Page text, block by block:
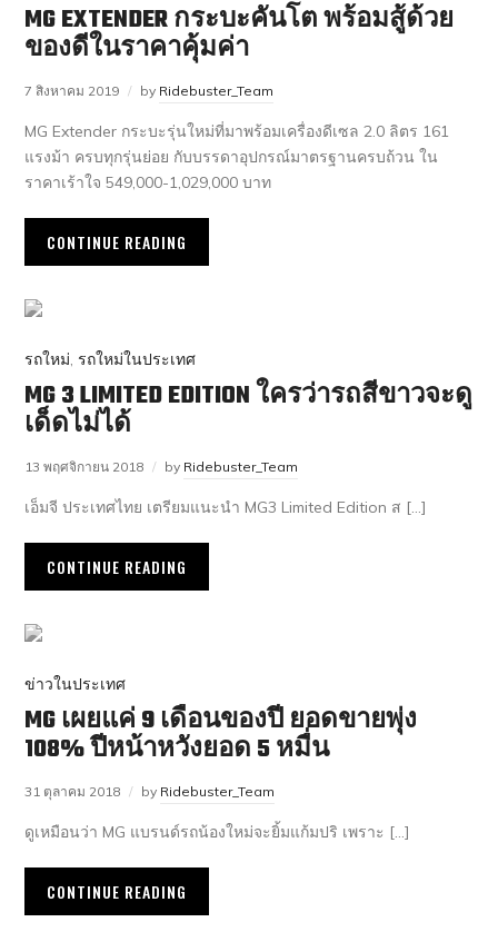
MG EXTENDER กระบะคันโต พร้อมสู้ด้วย
ของดีในราคาคุ้มค่า
7 สิงหาคม 2019 by Ridebuster_Team
MG Extender กระบะรุ่นใหม่ที่มาพร้อมเครื่องดีเซล 2.0 ลิตร 161
แรงม้า ครบทุกรุ่นย่อย กับบรรดาอุปกรณ์มาตรฐานครบถ้วน ใน
ราคาเร้าใจ 549,000-1,029,000 บาท
CONTINUE READING
รถใหม่,รถใหม่ในประเทศ
MG 3 LIMITED EDITION ใครว่ารถสีขาวจะดู
เด็ดไม่ได้
13 พฤศจิกายน 2018 by Ridebuster_Team
เอ็มจี ประเทศไทย เตรียมแนะนำ MG3 Limited Edition ส […]
CONTINUE READING
ข่าวในประเทศ
MG เผยแค่ 9 เดือนของปี ยอดขายพุ่ง
108% ปีหน้าหวังยอด 5 หมื่น
31 ตุลาคม 2018 by Ridebuster_Team
ดูเหมือนว่า MG แบรนด์รถน้องใหม่จะยิ้มแก้มปริ เพราะ […]
CONTINUE READING